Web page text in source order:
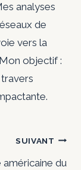
analyses
de
vers la
objectif :
SUIVANT
américaine du